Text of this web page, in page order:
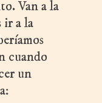
Van a la
ir a la
cuando
un